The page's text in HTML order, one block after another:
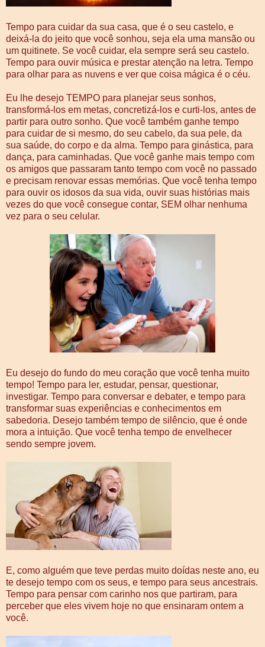
Tempo para cuidar da sua casa, que é o seu castelo, e
deixá-la do jeito que você sonhou, seja ela uma mansão ou
um quitinete. Se você cuidar, ela sempre será seu castelo.
Tempo para ouvir música e prestar atenção na letra. Tempo
para olhar para as nuvens e ver que coisa mágica é o céu.
Eu lhe desejo TEMPO para planejar seus sonhos,
transformá-los em metas, concretizá-los e curti-los, antes de
partir para outro sonho. Que você também ganhe tempo
para cuidar de si mesmo, do seu cabelo, da sua pele, da
sua saúde, do corpo e da alma. Tempo para ginástica, para
dança, para caminhadas. Que você ganhe mais tempo com
os amigos que passaram tanto tempo com você no passado
e precisam renovar essas memórias. Que você tenha tempo
para ouvir os idosos da sua vida, ouvir suas histórias mais
vezes do que você consegue contar, SEM olhar nenhuma
vez para o seu celular.
Eu desejo do fundo do meu coração que você tenha muito
tempo! Tempo para ler, estudar, pensar, questionar,
investigar. Tempo para conversar e debater, e tempo para
transformar suas experiências e conhecimentos em
sabedoria. Desejo também tempo de silêncio, que é onde
mora a intuição. Que você tenha tempo de envelhecer
sendo sempre jovem.
E, como alguém que teve perdas muito doídas neste ano, eu
te desejo tempo com os seus, e tempo para seus ancestrais.
Tempo para pensar com carinho nos que partiram, para
perceber que eles vivem hoje no que ensinaram ontem a
você.